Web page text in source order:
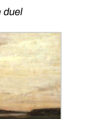
duel